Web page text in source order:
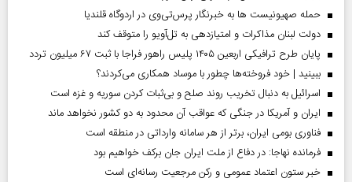
حمله صهیونیست ها به خبرنگار پرس‌تی‌وی در اردوگاه قلندیا
دولت لبنان مذاکرات و امتیازدهی به تل‌آویو را متوقف کند
پایان طرح ترافیکی اربعین ۱۴۰۵ پلیس راهور فراجا با ثبت ۶۷ میلیون تردد
ببینید | خود فروخته‌ها چطور با موساد همکاری می‌کردند؟
اسرائیل به دنبال تخریب روند صلح و بی‌ثبات کردن سوریه و غزه است
ایران و آمریکا در جنگی که عواقب آن محدود به دو کشور نخواهد ماند
فناوری بومی ایران، برتر از هر سامانه وارداتی در منطقه است
فرمانده نهاجا: در دفاع از ملت ایران جان برکف خواهیم بود
خبر ستون اعتماد عمومی و رکن مرجعیت رسانه‌ای است